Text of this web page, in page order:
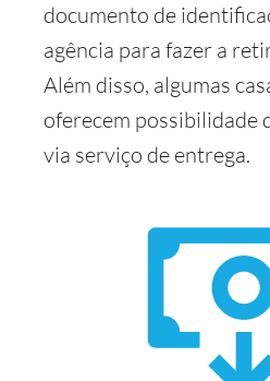
documento de
agência para fazer a
Além disso, algumas
oferecem possibilidade
via serviço de entrega.